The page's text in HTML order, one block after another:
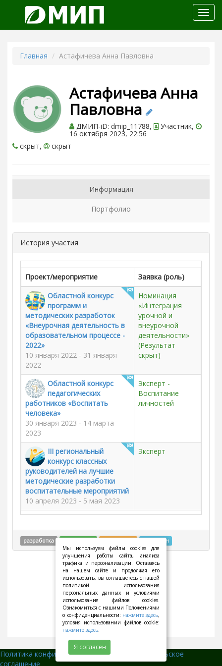
меню
Главная Астафичева Анна Павловна
Астафичева Анна
Павловна
ДМИП-iD: dmip_11788, Участник,
16 октября 2023, 22:56
скрыт,
скрыт
Информация
Портфолио
История участия
Проект/мероприятие
Заявка (роль)
Областной конкурс
программ и
методических разработок
«Внеурочная деятельность в
образовательном процессе -
2022»
10 января 2022 - 31 января
2022
Номинация
«Интеграция
урочной и
внеурочной
деятельности»
(Результат
скрыт)
Областной конкурс
педагогических
работников «Воспитать
человека»
30 января 2023 - 14 марта
2023
Эксперт -
Воспитание
личностей
III региональный
конкурс классных
руководителей на лучшие
методические разработки
воспитательные мероприятий
10 апреля 2023 - 5 мая 2023
Эксперт
разработка завершён
Политика конфиденциальности||
Пользовательское
соглашение
Мы используем файлы cookies для
улучшения работы сайта, анализа
трафика и персонализации. Оставаясь
на нашем сайте и продолжая его
использовать, вы соглашаетесь с нашей
политикой использования
персональных данных и условиями
использования файлов cookies.
Ознакомиться с нашими Положениями
о конфиденциальности: нажмите здесь,
условия использовании файлов cookie:
нажмите здесь.
Я согласен